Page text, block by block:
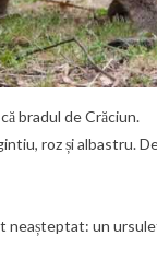
bradul de Crăciun.
roz și albastru.
neașteptat: un